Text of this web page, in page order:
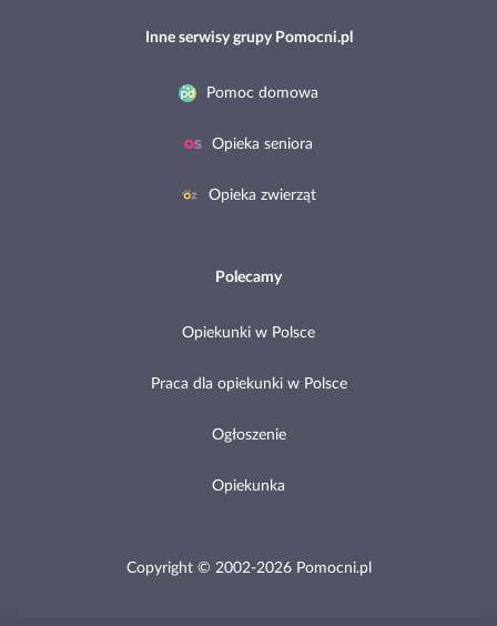
Inne serwisy grupy Pomocni.pl
Pomoc domowa
Opieka seniora
Opieka zwierząt
Polecamy
Opiekunki w Polsce
Praca dla opiekunki w Polsce
Ogłoszenie
Opiekunka
Copyright © 2002-2026 Pomocni.pl